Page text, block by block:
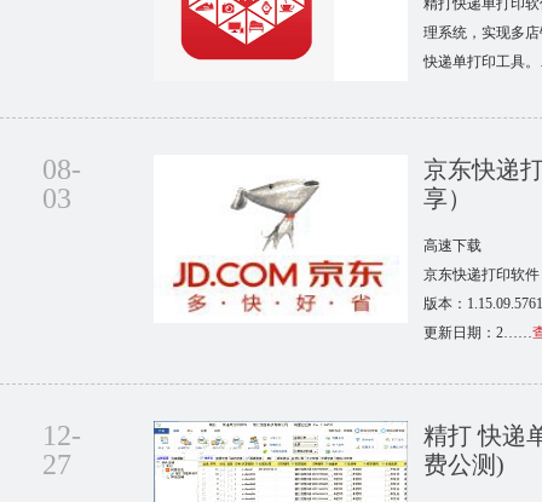
精打快递单打印
理系统，实现多
快递单打印工具
08-
03
京东快递
享）
高速下载
京东快递打印软
版本：
更新日期：2……
12-
27
精打 快递
费公测)